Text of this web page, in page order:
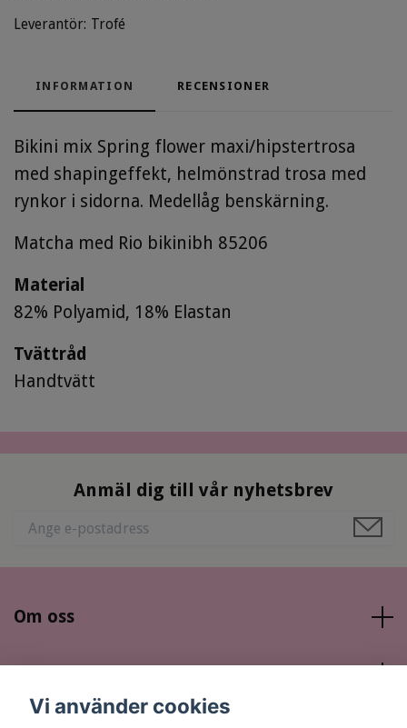
Leverantör: Trofé
INFORMATION RECENSIONER
Bikini mix Spring flower maxi/hipstertrosa
med shapingeffekt, helmönstrad trosa med
rynkor i sidorna. Medellåg benskärning.
Matcha med Rio bikinibh 85206
Material
82% Polyamid, 18% Elastan
Tvättråd
Handtvätt
Anmäl dig till vår nyhetsbrev
Om oss
Vi använder cookies